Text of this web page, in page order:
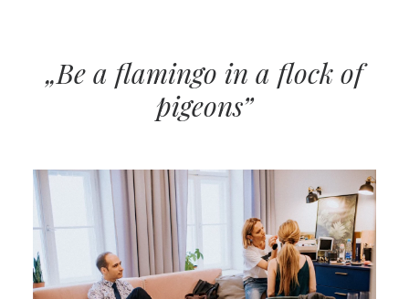
„Be a flamingo in a flock of
pigeons”